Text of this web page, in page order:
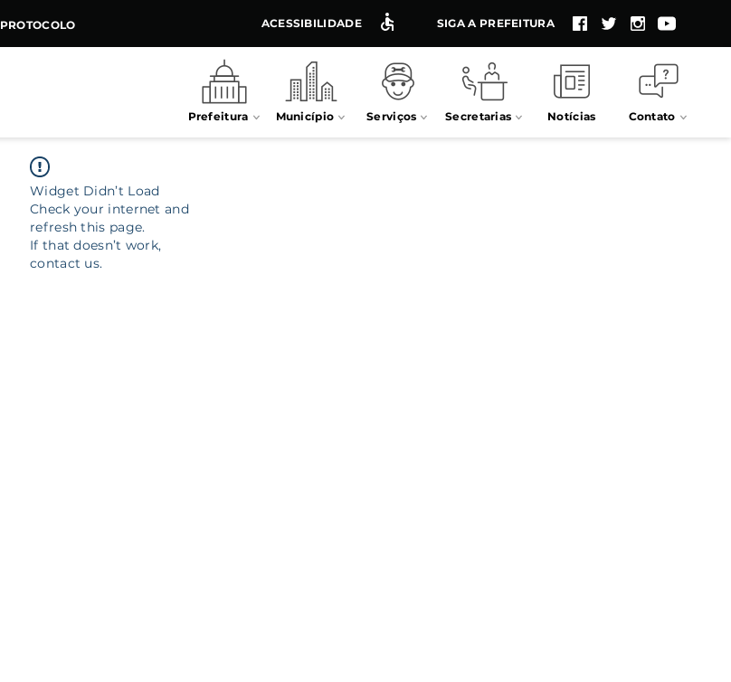
PROTOCOLO ACESSIBILIDADE SIGA A PREFEITURA
Prefeitura Município Serviços Secretarias Notícias Contato
Widget Didn’t Load
Check your internet and
refresh this page.
If that doesn’t work,
contact us.